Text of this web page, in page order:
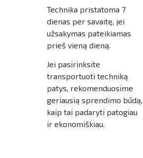
Technika pristatoma 7
dienas per savaitę, jei
užsakymas pateikiamas
prieš vieną dieną.
Jei pasirinksite
transportuoti techniką
patys, rekomenduosime
geriausią sprendimo būdą,
kaip tai padaryti patogiau
ir ekonomiškiau.